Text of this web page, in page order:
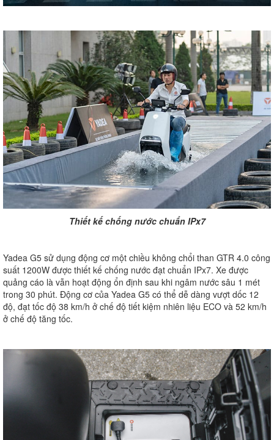
Thiết kế chống nước chuẩn IPx7
Yadea G5 sử dụng động cơ một chiều không chổi than GTR 4.0 công
suất 1200W được thiết kế chống nước đạt chuẩn IPx7. Xe được
quảng cáo là vẫn hoạt động ổn định sau khi ngâm nước sâu 1 mét
trong 30 phút. Động cơ của Yadea G5 có thể dễ dàng vượt dốc 12
độ, đạt tốc độ 38 km/h ở chế độ tiết kiệm nhiên liệu ECO và 52 km/h
ở chế độ tăng tốc.